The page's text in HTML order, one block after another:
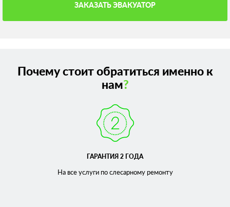
ЗАКАЗАТЬ ЭВАКУАТОР
Почему стоит обратиться именно к
нам?
ГАРАНТИЯ 2 ГОДА
На все услуги по слесарномуремонту